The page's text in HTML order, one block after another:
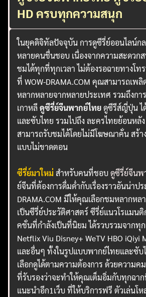
HD ครบทุกความสนุก
ในยุคดิจิทัลปัจจุบัน การดูซีรี่ย์ออนไลน์ก
หลายคนชื่นชอบ เนื่องจากความสะดวก
ชมได้ทุกที่ทุกเวลา ไม่ต้องรอฉายทางโ
ที่ WOW-DRAMA.COM คุณสามารถเพ
หลากหลายจากหลายประเทศ รวมถึงก
เกาหลีดูซีรี่ย์จีนพากย์ไทยดูซีรีส์ญี่ปุ่น ไ
และซับไทย รวมไปถึง ละครไทยย้อนหลั
สามารถรับชมได้โดยไม่มีโฆษณาคั่น สร้
แบบไม่ขาดตอน
ซีรี่ย์มาใหม่ สำหรับคนที่ชอบดูซีรี่ย์จีนพ
ย์จีนที่ต้องการดื่มด่ำกับเรื่องราวอันน่าปร
DRAMA.COM มีให้คุณเลือกชมหลากหล
เป็นซีรี่ย์ประวัติศาสตร์ ซีรี่ย์แนวโรแมน
คชั่นที่กำลังเป็นที่นิยม ได้รวบรวมจากทุ
Netflix Viu Disney+ WeTV HBO iQiyi
และอื่นๆ ทั้งในรูปแบบพากย์ไทยและซั
เลือกดูได้ตามความต้องการ ด้วยความค
ที่รับรองว่าจะทำให้คุณเต็มอิ่มกับทุกฉา
แนะนำอีก1เว็บ ที่ให้บริการฟรี ตัวเล่นโห